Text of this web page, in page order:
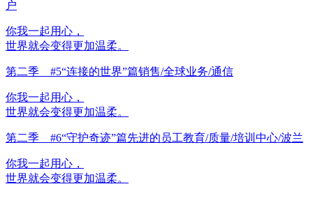
户
你我一起用心，
世界就会变得更加温柔。
第二季 #5“连接的世界”篇销售/全球业务/通信
你我一起用心，
世界就会变得更加温柔。
第二季 #6“守护奇迹”篇先进的员工教育/质量/培训中心/波兰
你我一起用心，
世界就会变得更加温柔。